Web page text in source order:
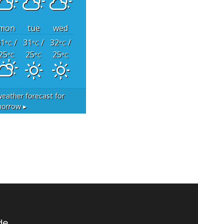
tue
wed
°C/
°C
31°C/
25°C
32°C/
25°C
forecast for
▸